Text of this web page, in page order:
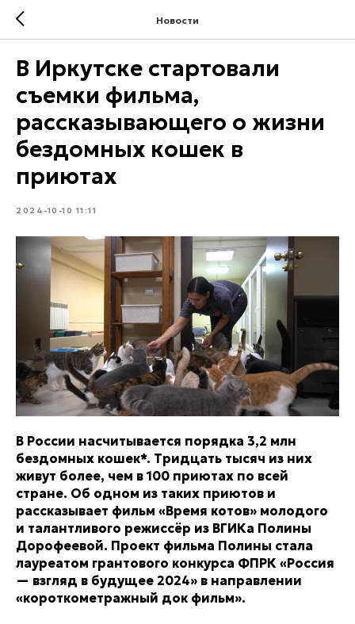
Новости
В Иркутске стартовали
съемки фильма,
рассказывающего о жизни
бездомных кошек в
приютах
2024-10-10 11:11
В России насчитывается порядка 3,2 млн
бездомных кошек*. Тридцать тысяч из них
живут более, чем в 100 приютах по всей
стране. Об одном из таких приютов и
рассказывает фильм «Время котов» молодого
и талантливого режиссёр из ВГИКа Полины
Дорофеевой. Проект фильма Полины стала
лауреатом грантового конкурса ФПРК «Россия
— взгляд в будущее 2024» в направлении
«короткометражный док фильм».